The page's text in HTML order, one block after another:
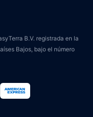
B.V. registrada en la
Bajos, bajo el número